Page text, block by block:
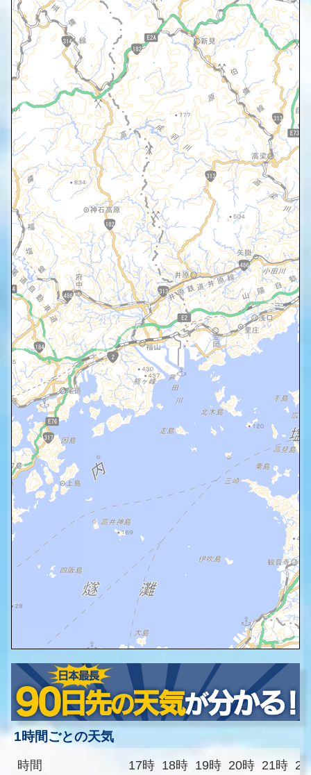
1時間ごとの天気
時間
17時 18時 19時 20時 21時